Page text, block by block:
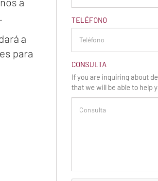
a
para
TELÉFONO
CONSULTA
If you are inquiring about
that we will be able to help